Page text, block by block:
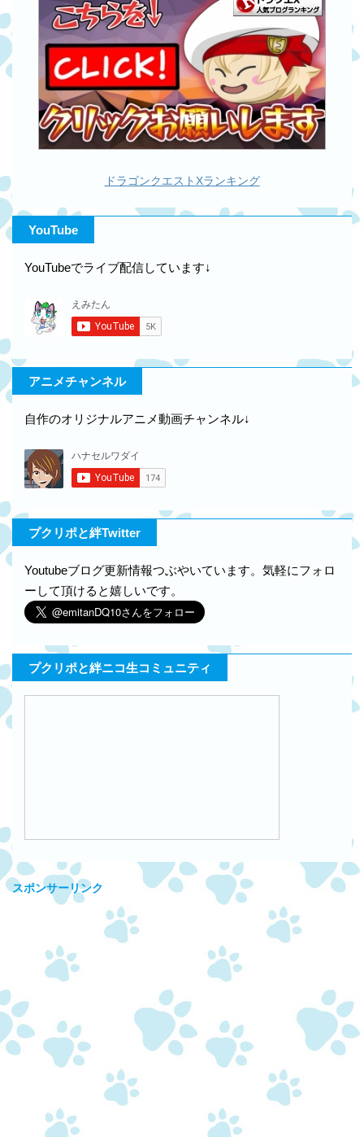
ドラゴンクエストXランキング
YouTube
YouTubeでライブ配信しています↓
アニメチャンネル
自作のオリジナルアニメ動画チャンネル↓
プクリポと絆Twitter
Youtubeブログ更新情報つぶやいています。気軽にフォロ
ーして頂けると嬉しいです。
プクリポと絆ニコ生コミュニティ
スポンサーリンク